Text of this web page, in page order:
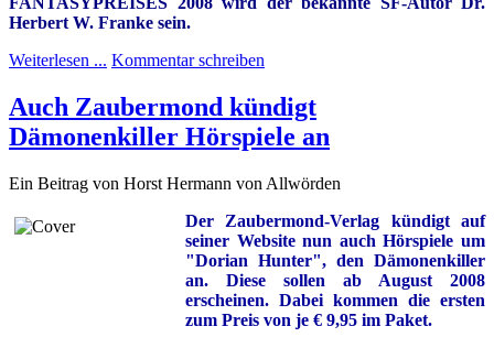
Herbert W. Franke sein.
Weiterlesen ... Kommentar schreiben
Auch Zaubermond kündigt
Dämonenkiller Hörspiele an
Ein Beitrag von Horst Hermann von Allwörden
Der Zaubermond-Verlag kündigt auf
seiner Website nun auch Hörspiele um
"Dorian Hunter", den Dämonenkiller
an. Diese sollen ab August 2008
erscheinen. Dabei kommen die ersten
zum Preis von je € 9,95 im Paket.